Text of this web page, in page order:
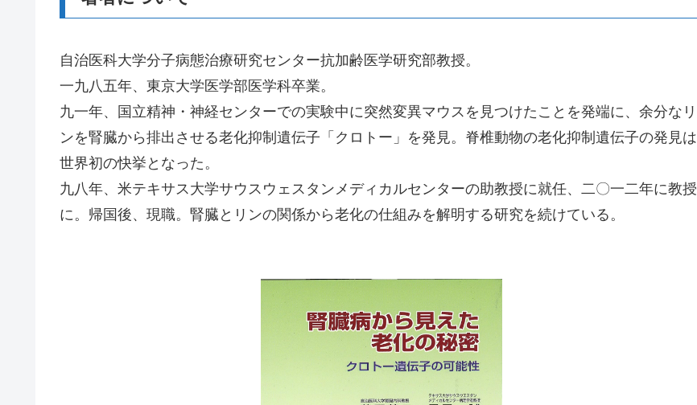
自治医科大学分子病態治療研究センター抗加齢医学研究部教授。
一九八五年、東京大学医学部医学科卒業。
九一年、国立精神・神経センターでの実験中に突然変異マウスを見つけたことを発端に、余分なリ
ンを腎臓から排出させる老化抑制遺伝子「クロトー」を発見。脊椎動物の老化抑制遺伝子の発見は
世界初の快挙となった。
九八年、米テキサス大学サウスウェスタンメディカルセンターの助教授に就任、二〇一二年に教授
に。帰国後、現職。腎臓とリンの関係から老化の仕組みを解明する研究を続けている。